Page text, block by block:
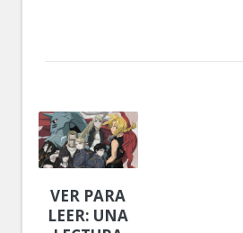
VER PARA
LEER: UNA